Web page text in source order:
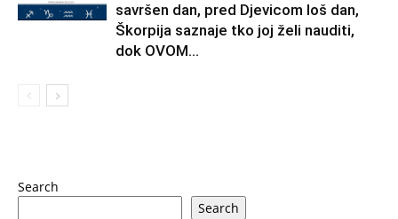
savršen dan, pred Djevicom loš dan,
Škorpija saznaje tko joj želi nauditi,
dok OVOM...
Search
Search